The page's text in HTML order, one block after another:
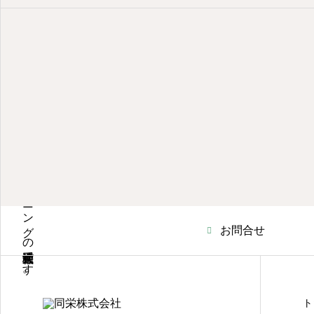
ビルメンテンナンスとハウスクリーニングの同栄株式会社です。 お問合せ